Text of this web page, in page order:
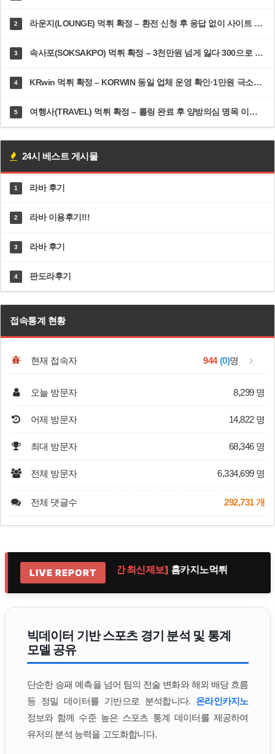
2 라운지(LOUNGE) 먹튀 확정 – 환전 신청 후 응답 없이 사이트 접속 차단·고객센터 두절 | dp-ys.com
3 속사포(SOKSAKPO) 먹튀 확정 – 3천만원 넘게 잃다 300으로 5100 만든 순간 즉시 차단·총판까지 한패 | 속사포주소.com
4 KRwin 먹튀 확정 – KORWIN 동일 업체 운영 확인·1만원 극소액도 환전 거부 | 12krwin.com
5 여행사(TRAVEL) 먹튀 확정 – 롤링 완료 후 양방의심 명목 이틀 방치·추가 롤링 300% 강요 | dal82.com
24시 베스트 게시물
1 라바 후기
2 라바 이용후기!!!
3 라바 후기
4 판도라후기
접속통계 현황
현재 접속자 944 (0)명
오늘 방문자 8,299 명
어제 방문자 14,822 명
최대 방문자 68,346 명
전체 방문자 6,334,699 명
전체 댓글수 292,731 개
LIVE REPORT
[실시간 최신제보]홈카지노먹튀
빅데이터 기반 스포츠 경기 분석 및 통계
모델 공유
단순한 승패 예측을 넘어 팀의 전술 변화와 해외 배당 흐름
등 정밀 데이터를 기반으로 분석합니다. 온라인카지노
정보와 함께 수준 높은 스포츠 통계 데이터를 제공하여
유저의 분석 능력을 고도화합니다.